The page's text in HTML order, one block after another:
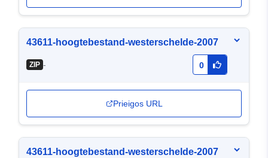
43611-hoogtebestand-westerschelde-2007
ZIP - 0
Prieigos URL
43611-hoogtebestand-westerschelde-2007